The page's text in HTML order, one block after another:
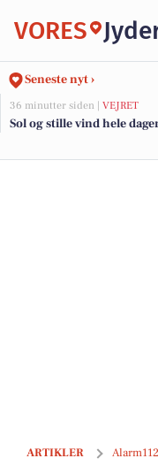
VORES
Seneste nyt ›
36 minutter siden | VEJRET
Sol og stille vind hele
ARTIKLER Alarm112
Fartkontrol på